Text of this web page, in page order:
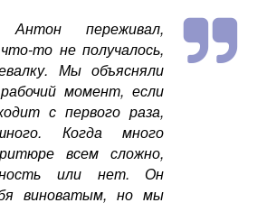
переживал,
то не получалось,
Мы объясняли
момент, если
с первого раза,
Когда много
всем сложно,
или нет. Он
виноватым, но мы